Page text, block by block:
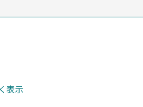
表示